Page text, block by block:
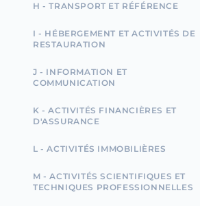
H - TRANSPORT ET RÉFÉRENCE
I - HÉBERGEMENT ET ACTIVITÉS DE
RESTAURATION
J - INFORMATION ET
COMMUNICATION
K - ACTIVITÉS FINANCIÈRES ET
D'ASSURANCE
L - ACTIVITÉS IMMOBILIÈRES
M - ACTIVITÉS SCIENTIFIQUES ET
TECHNIQUES PROFESSIONNELLES